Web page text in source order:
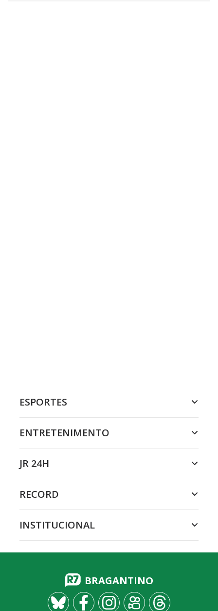
ESPORTES
ENTRETENIMENTO
JR 24H
RECORD
INSTITUCIONAL
BRAGANTINO